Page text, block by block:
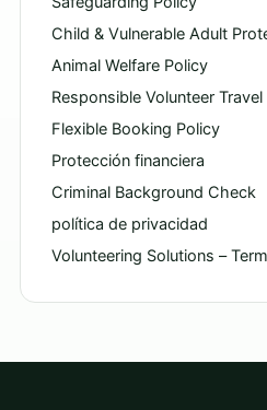
Child & Vulnerable Adult
Animal Welfare Policy
Responsible Volunteer
Flexible Booking Policy
Protección financiera
Criminal Background Check
política de privacidad
Volunteering Solutions –